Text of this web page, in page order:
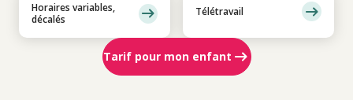
Horaires variables,
décalés
Télétravail
Tarif pour mon enfant